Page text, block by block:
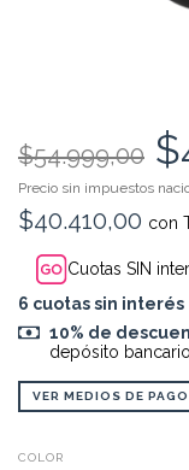
$54.999,00
Precio sin impuestos
$40.410,00 con
Cuotas SIN
6 cuotas sin interés
10% de
depósito bancario
VER MEDIOS DE PAGO
COLOR